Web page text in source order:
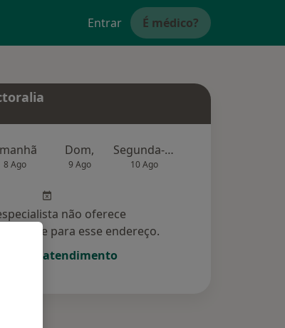
Entrar É médico?
8 Ago
Dom,
9 Ago
Segunda-feira
10 Ago
não oferece
online para esse endereço.
um atendimento